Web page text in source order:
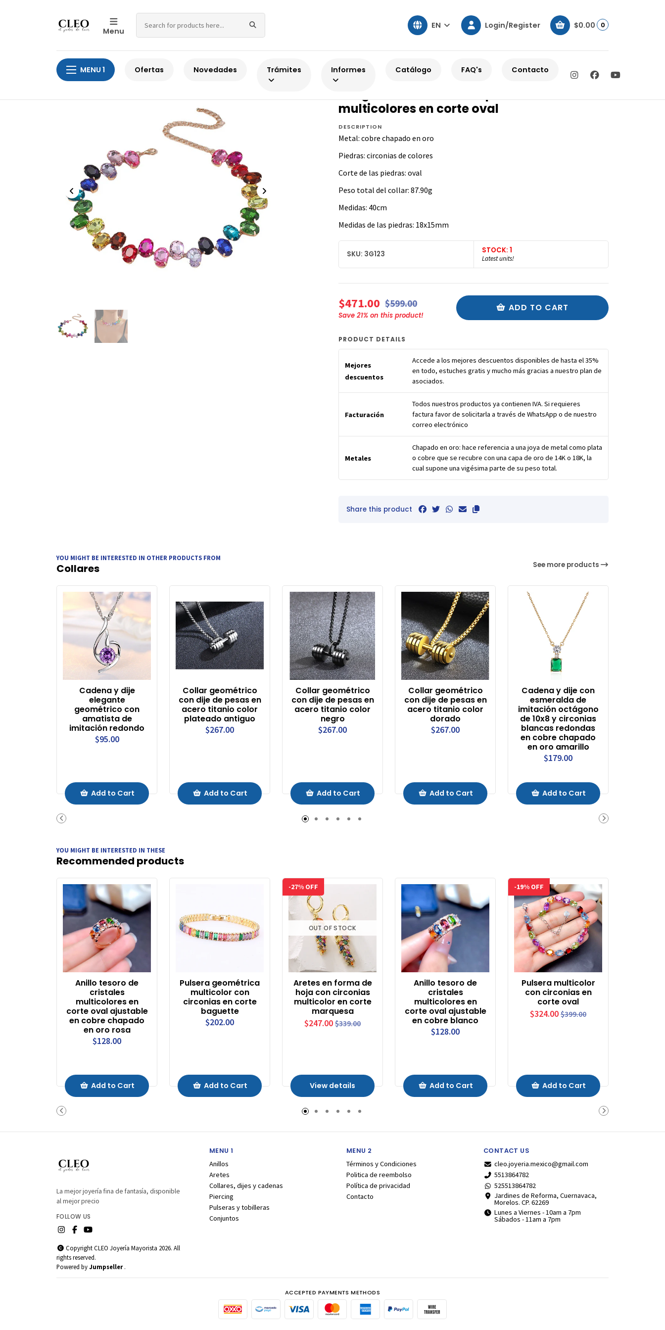
Menu
EN Login/Register $0.00 0
MENU 1 Ofertas Novedades Trámites Informes Catálogo FAQ's Contacto
Home
multicolores en corte oval
DESCRIPTION
Metal: cobre chapado en oro
Piedras: circonias de colores
Corte de las piedras: oval
Peso total del collar: 87.90g
Medidas: 40cm
Medidas de las piedras: 18x15mm
SKU: 3G123 STOCK: 1
Latest units!
$471.00 $599.00
Save 21% on this product!
ADD TO CART
PRODUCT DETAILS
Mejores
descuentos
Accede a los mejores descuentos disponibles de hasta el 35%
en todo, estuches gratis y mucho más gracias a nuestro plan de
asociados.
Facturación
Todos nuestros productos ya contienen IVA. Si requieres
factura favor de solicitarla a través de WhatsApp o de nuestro
correo electrónico
Metales
Chapado en oro: hace referencia a una joya de metal como plata
o cobre que se recubre con una capa de oro de 14K o 18K, la
cual supone una vigésima parte de su peso total.
Share this product
YOU MIGHT BE INTERESTED IN OTHER PRODUCTS FROM
Collares See more products
Cadena y dije
elegante
geométrico con
amatista de
imitación redondo
$95.00
Add to Cart
Collar geométrico
con dije de pesas en
acero titanio color
plateado antiguo
$267.00
Add to Cart
Collar geométrico
con dije de pesas en
acero titanio color
negro
$267.00
Add to Cart
Collar geométrico
con dije de pesas en
acero titanio color
dorado
$267.00
Add to Cart
Cadena y dije con
esmeralda de
imitación octágono
de 10x8 y circonias
blancas redondas
en cobre chapado
en oro amarillo
$179.00
Add to Cart
YOU MIGHT BE INTERESTED IN THESE
Recommended products
Anillo tesoro de
cristales
multicolores en
corte oval ajustable
en cobre chapado
en oro rosa
$128.00
Add to Cart
Pulsera geométrica
multicolor con
circonias en corte
baguette
$202.00
Add to Cart
-27% OFF
OUT OF STOCK
Aretes en forma de
hoja con circonias
multicolor en corte
marquesa
$247.00 $339.00
View details
Anillo tesoro de
cristales
multicolores en
corte oval ajustable
en cobre blanco
$128.00
Add to Cart
-19% OFF
Pulsera multicolor
con circonias en
corte oval
$324.00 $399.00
Add to Cart
La mejor joyería fina de fantasía, disponible
al mejor precio
FOLLOW US
Copyright CLEO Joyería Mayorista 2026. All
rights reserved.
Powered byJumpseller .
MENU 1
Anillos
Aretes
Collares, dijes y cadenas
Piercing
Pulseras y tobilleras
Conjuntos
MENU 2
Términos y Condiciones
Politica de reembolso
Política de privacidad
Contacto
CONTACT US
cleo.joyeria.mexico@gmail.com
5513864782
525513864782
Jardines de Reforma, Cuernavaca,
Morelos. CP. 62269
Lunes a Viernes - 10am a 7pm
Sábados - 11am a 7pm
ACCEPTED PAYMENTS METHODS